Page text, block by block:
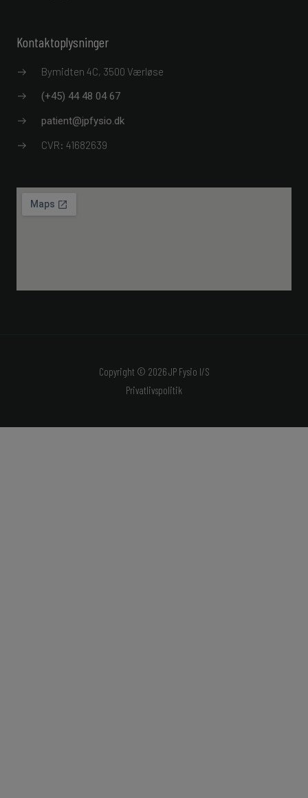
Kontaktoplysninger
Bymidten 4C, 3500 Værløse
(+45) 44 48 04 67
patient@jpfysio.dk
CVR: 41682639
Copyright © 2026 JP Fysio I/S
Privatlivspolitik